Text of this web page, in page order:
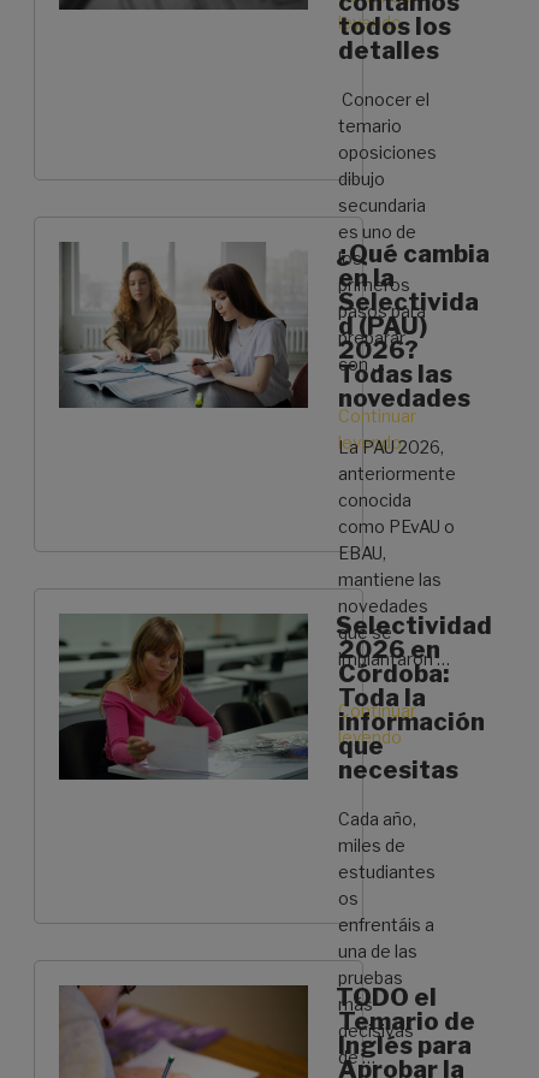
cobra
realmente»
leyendo«Croquis
en
técnico:
pasos»
todos los
detalles
Conocer el
temario
oposiciones
dibujo
secundaria
es uno de
los
primeros
pasos para
preparar
con …
Continuar
leyendo«Temario
Oposiciones
Dibujo
Secundaria:
contamos
todos
los
detalles»
¿Qué cambia
en la
Selectivida
d (PAU)
2026?
Todas las
novedades
La PAU 2026,
anteriormente
conocida
como PEvAU o
EBAU,
mantiene las
novedades
que se
implantaron …
Continuar
leyendo«¿Qué
cambia
la
Selectividad
(PAU)
Todas
las
Selectividad
2026 en
Córdoba:
Toda la
información
que
necesitas
Cada año,
miles de
estudiantes
os
enfrentáis a
una de las
pruebas
más
decisivas
de …
TODO el
Temario de
Inglés para
Aprobar la